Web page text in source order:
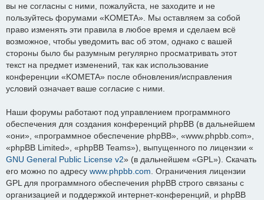
вы не согласны с ними, пожалуйста, не заходите и не
пользуйтесь форумами «KOMETA». Мы оставляем за собой
право изменять эти правила в любое время и сделаем всё
возможное, чтобы уведомить вас об этом, однако с вашей
стороны было бы разумным регулярно просматривать этот
текст на предмет изменений, так как использование
конференции «KOMETA» после обновления/исправления
условий означает ваше согласие с ними.
Наши форумы работают под управлением программного
обеспечения для создания конференций phpBB (в дальнейшем
«они», «программное обеспечение phpBB», «www.phpbb.com»,
«phpBB Limited», «phpBB Teams»), выпущенного по лицензии «
GNU General Public License v2» (в дальнейшем «GPL»). Скачать
его можно по адресу www.phpbb.com . Ограничения лицензии
GPL для программного обеспечения phpBB строго связаны с
организацией и поддержкой интернет-конференций, и phpBB